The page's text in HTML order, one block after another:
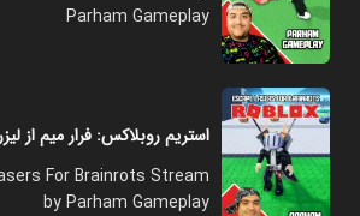
Parham Gameplay
استریم روبلاکس: فرار میم از
For Brainrots Stream
by Parham Gameplay